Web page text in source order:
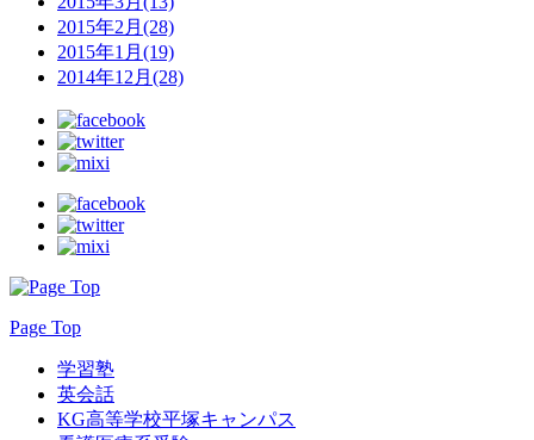
2015年2月(28)
2015年1月(19)
2014年12月(28)
Page Top
学習塾
英会話
KG高等学校平塚キャンパス